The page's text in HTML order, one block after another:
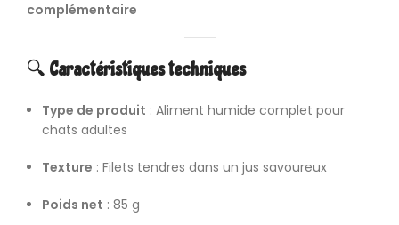
complémentaire
🔍 Caractéristiques techniques
Type de produit : Aliment humide complet pour
chats adultes
Texture : Filets tendres dans un jus savoureux
Poids net : 85 g